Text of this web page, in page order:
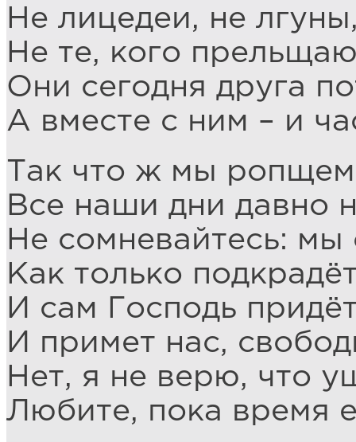
Не лицедеи, не
Не те, кого
Они сегодня друга
А вместе с ним – и
Так что ж мы
Все наши дни давно
Не сомневайтесь: мы
Как только
И сам Господь
И примет нас,
Нет, я не верю, что
Любите, пока время